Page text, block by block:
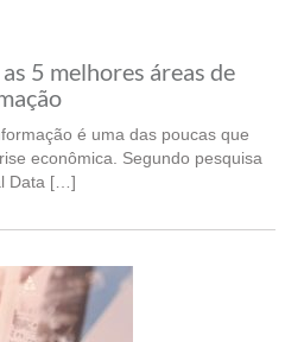
5 melhores áreas de
é uma das poucas que
econômica. Segundo pesquisa
Data […]